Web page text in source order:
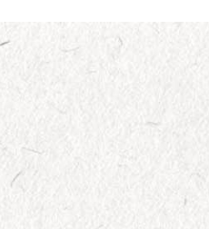
Die
der
Produktseite